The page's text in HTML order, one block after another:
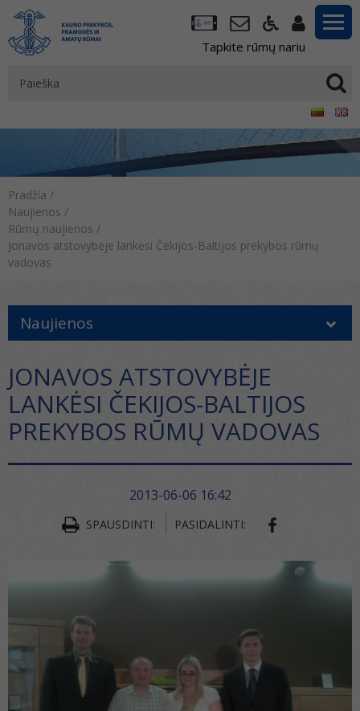
Tapkite rūmų nariu
Pradžia /
Naujienos /
Rūmų naujienos /
Jonavos atstovybėje lankėsi Čekijos-Baltijos prekybos rūmų
vadovas
Naujienos
JONAVOS ATSTOVYBĖJE
LANKĖSI ČEKIJOS-BALTIJOS
PREKYBOS RŪMŲ VADOVAS
2013-06-06 16:42
SPAUSDINTI: PASIDALINTI: